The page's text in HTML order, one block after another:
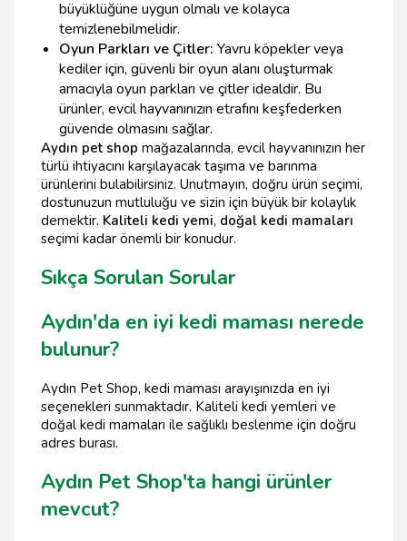
büyüklüğüne uygun olmalı ve kolayca
temizlenebilmelidir.
Oyun Parkları ve Çitler: Yavru köpekler veya
kediler için, güvenli bir oyun alanı oluşturmak
amacıyla oyun parkları ve çitler idealdir. Bu
ürünler, evcil hayvanınızın etrafını keşfederken
güvende olmasını sağlar.
Aydın pet shop mağazalarında, evcil hayvanınızın her
türlü ihtiyacını karşılayacak taşıma ve barınma
ürünlerini bulabilirsiniz. Unutmayın, doğru ürün seçimi,
dostunuzun mutluluğu ve sizin için büyük bir kolaylık
demektir. Kaliteli kedi yemi, doğal kedi mamaları
seçimi kadar önemli bir konudur.
Sıkça Sorulan Sorular
Aydın'da en iyi kedi maması nerede
bulunur?
Aydın Pet Shop, kedi maması arayışınızda en iyi
seçenekleri sunmaktadır. Kaliteli kedi yemleri ve
doğal kedi mamaları ile sağlıklı beslenme için doğru
adres burası.
Aydın Pet Shop'ta hangi ürünler
mevcut?